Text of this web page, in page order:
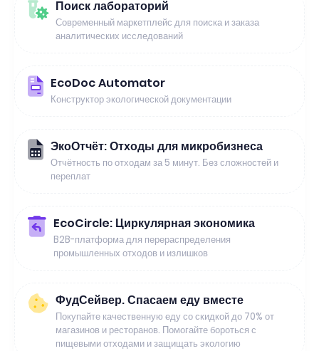
Поиск лабораторий
Современный маркетплейс для поиска и заказа
аналитических исследований
EcoDoc Automator
Конструктор экологической документации
ЭкоОтчёт: Отходы для микробизнеса
Отчётность по отходам за 5 минут. Без сложностей и
переплат
EcoCircle: Циркулярная экономика
B2B-платформа для перераспределения
промышленных отходов и излишков
ФудСейвер. Спасаем еду вместе
Покупайте качественную еду со скидкой до 70% от
магазинов и ресторанов. Помогайте бороться с
пищевыми отходами и защищать экологию